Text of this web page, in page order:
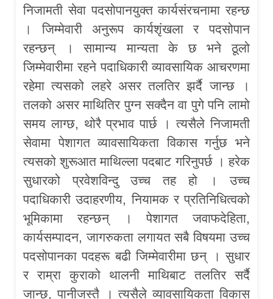
निजामती सेवा पदसोपानयुक्त कार्यसंरचनामा रहन्छ
। जिम्मेवारी अनुरूप कार्यशृंखला र पदसोपान
रहन्छन् । सामान्य मान्यता के छ भने ठूलो
जिम्मेवारीमा रहने पदाधिकारी व्यावसायिक आचरणमा
रहेमा त्यसको लहरे असर तलतिर झर्दै जान्छ ।
तलको असर माथितिर पुग्न सक्दैन वा पुगे पनि लामो
समय लाग्छ, थोरै प्रभाव पार्छ । त्यसैले निजामती
सेवामा पेशागत व्यावसायिकता विकास गर्नुछ भने
त्यसको शुरूआत माथिल्ला पदबाट गरिनुपर्छ । हरेक
सुधारको प्रवेशविन्दु उच्च तह हो । उच्च
पदाधिकारी उदाहरणीय, नियामक र प्रतिनिधित्वको
भूमिकामा रहन्छन् । पेशागत जवाफदेहिता,
कार्यसम्पादन, जागरुकता लगायत सबै विषयमा उच्च
पदसोपानका पदहरू बढी जिम्मेवारीमा छन् । सुधार
र राम्रा कुराको थालनी माथिबाट तलतिर सर्दै
जान्छ, पानीजस्तै । त्यसैले व्यावसायिकता विकास